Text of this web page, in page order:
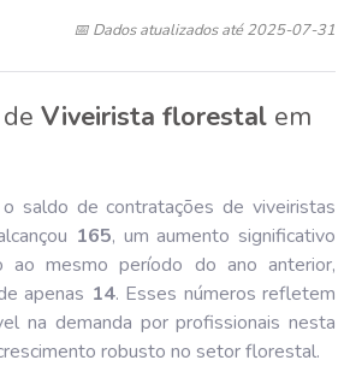
📅 Dados atualizados até 2025-07-31
Viveirista florestal em
saldo de contratações de viveiristas
165, um aumento significativo
ao mesmo período do ano anterior,
apenas 14. Esses números refletem
na demanda por profissionais nesta
robusto no setor florestal.